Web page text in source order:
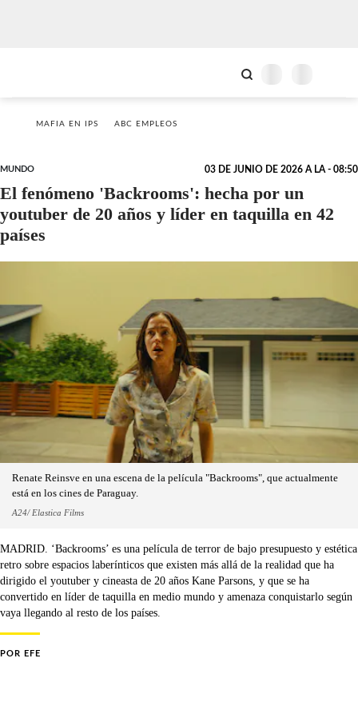
MAFIA EN IPS ABC EMPLEOS
MUNDO 03 DE JUNIO DE 2026 A LA - 08:50
El fenómeno 'Backrooms': hecha por un
youtuber de 20 años y líder en taquilla en 42
países
Renate Reinsve en una escena de la película "Backrooms", que actualmente
está en los cines de Paraguay.
A24/ Elastica Films
MADRID. ‘Backrooms’ es una película de terror de bajo presupuesto y estética
retro sobre espacios laberínticos que existen más allá de la realidad que ha
dirigido el youtuber y cineasta de 20 años Kane Parsons, y que se ha
convertido en líder de taquilla en medio mundo y amenaza conquistarlo según
vaya llegando al resto de los países.
POR EFE